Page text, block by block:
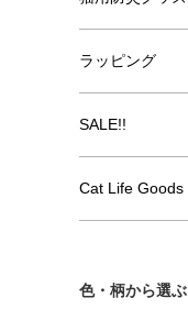
ラッピング
SALE!!
Cat Life Goods
色・柄から選ぶ